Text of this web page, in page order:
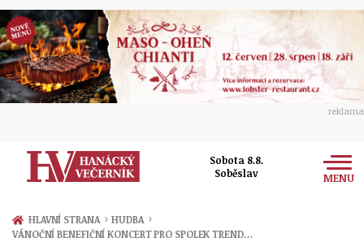
reklama
Sobota 8.8.
Soběslav
MENU
Zprávy
HLAVNÍ STRANA › HUDBA ›
VÁNOČNÍ BENEFIČNÍ KONCERT PRO SPOLEK TREND…